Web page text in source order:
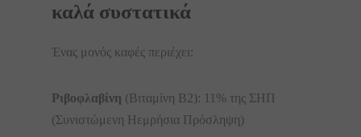
καλά συστατικά
Ένας μονός καφές περιέχει:
Ριβοφλαβίνη (Βιταμίνη Β2): 11% της ΣΗΠ
(Συνιστώμενη Ηεμρήσια Πρόσληψη)